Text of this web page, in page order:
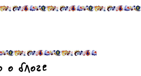
о блоге